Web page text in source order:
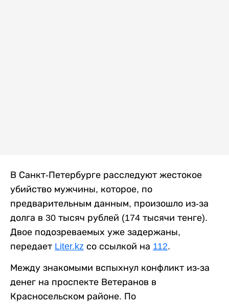
В Санкт-Петербурге расследуют жестокое
убийство мужчины, которое, по
предварительным данным, произошло из-за
долга в 30 тысяч рублей (174 тысячи тенге).
Двое подозреваемых уже задержаны,
передает Liter.kz со ссылкой на 112.
Между знакомыми вспыхнул конфликт из-за
денег на проспекте Ветеранов в
Красносельском районе. По